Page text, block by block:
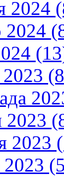
2024
2024
2023
2023
2023
2023